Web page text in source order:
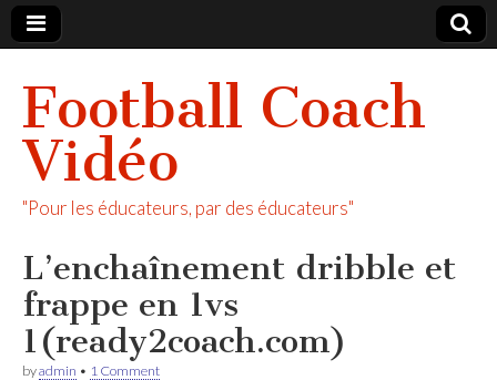
Football Coach
Vidéo
"Pour les éducateurs, par des éducateurs"
L’enchaînement dribble et
frappe en 1vs
1(ready2coach.com)
byadmin • 1 Comment